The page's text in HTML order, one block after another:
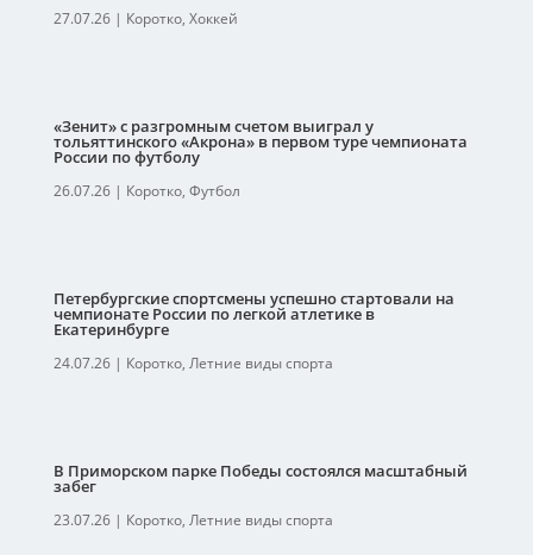
27.07.26| Коротко, Хоккей
«Зенит» с разгромным счетом выиграл у
тольяттинского «Акрона» в первом туре чемпионата
России по футболу
26.07.26| Коротко, Футбол
Петербургские спортсмены успешно стартовали на
чемпионате России по легкой атлетике в
Екатеринбурге
24.07.26| Коротко, Летние виды спорта
В Приморском парке Победы состоялся масштабный
забег
23.07.26| Коротко, Летние виды спорта